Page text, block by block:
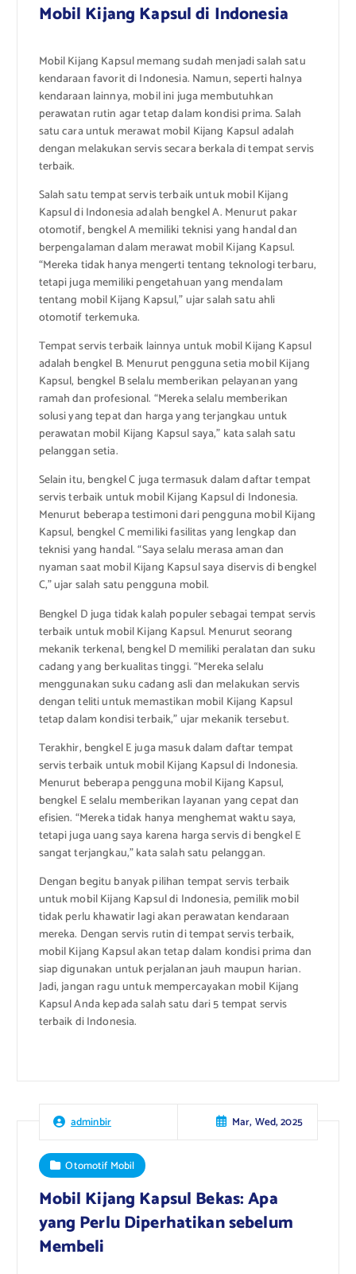
Mobil Kijang Kapsul di Indonesia
Mobil Kijang Kapsul memang sudah menjadi salah satu
kendaraan favorit di Indonesia. Namun, seperti halnya
kendaraan lainnya, mobil ini juga membutuhkan
perawatan rutin agar tetap dalam kondisi prima. Salah
satu cara untuk merawat mobil Kijang Kapsul adalah
dengan melakukan servis secara berkala di tempat servis
terbaik.
Salah satu tempat servis terbaik untuk mobil Kijang
Kapsul di Indonesia adalah bengkel A. Menurut pakar
otomotif, bengkel A memiliki teknisi yang handal dan
berpengalaman dalam merawat mobil Kijang Kapsul.
“Mereka tidak hanya mengerti tentang teknologi terbaru,
tetapi juga memiliki pengetahuan yang mendalam
tentang mobil Kijang Kapsul,” ujar salah satu ahli
otomotif terkemuka.
Tempat servis terbaik lainnya untuk mobil Kijang Kapsul
adalah bengkel B. Menurut pengguna setia mobil Kijang
Kapsul, bengkel B selalu memberikan pelayanan yang
ramah dan profesional. “Mereka selalu memberikan
solusi yang tepat dan harga yang terjangkau untuk
perawatan mobil Kijang Kapsul saya,” kata salah satu
pelanggan setia.
Selain itu, bengkel C juga termasuk dalam daftar tempat
servis terbaik untuk mobil Kijang Kapsul di Indonesia.
Menurut beberapa testimoni dari pengguna mobil Kijang
Kapsul, bengkel C memiliki fasilitas yang lengkap dan
teknisi yang handal. “Saya selalu merasa aman dan
nyaman saat mobil Kijang Kapsul saya diservis di bengkel
C,” ujar salah satu pengguna mobil.
Bengkel D juga tidak kalah populer sebagai tempat servis
terbaik untuk mobil Kijang Kapsul. Menurut seorang
mekanik terkenal, bengkel D memiliki peralatan dan suku
cadang yang berkualitas tinggi. “Mereka selalu
menggunakan suku cadang asli dan melakukan servis
dengan teliti untuk memastikan mobil Kijang Kapsul
tetap dalam kondisi terbaik,” ujar mekanik tersebut.
Terakhir, bengkel E juga masuk dalam daftar tempat
servis terbaik untuk mobil Kijang Kapsul di Indonesia.
Menurut beberapa pengguna mobil Kijang Kapsul,
bengkel E selalu memberikan layanan yang cepat dan
efisien. “Mereka tidak hanya menghemat waktu saya,
tetapi juga uang saya karena harga servis di bengkel E
sangat terjangkau,” kata salah satu pelanggan.
Dengan begitu banyak pilihan tempat servis terbaik
untuk mobil Kijang Kapsul di Indonesia, pemilik mobil
tidak perlu khawatir lagi akan perawatan kendaraan
mereka. Dengan servis rutin di tempat servis terbaik,
mobil Kijang Kapsul akan tetap dalam kondisi prima dan
siap digunakan untuk perjalanan jauh maupun harian.
Jadi, jangan ragu untuk mempercayakan mobil Kijang
Kapsul Anda kepada salah satu dari 5 tempat servis
terbaik di Indonesia.
adminbir Mar, Wed, 2025
Otomotif Mobil
Mobil Kijang Kapsul Bekas: Apa
yang Perlu Diperhatikan sebelum
Membeli